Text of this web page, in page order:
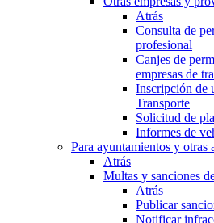
Atrás
Consulta de
profesional
Canjes de
empresas de
Inscripción de
Transporte
Solicitud de
Informes de
Para ayuntamientos y otras
Atrás
Multas y sanciones
Atrás
Publicar
Notificar